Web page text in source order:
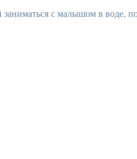
с малышом в